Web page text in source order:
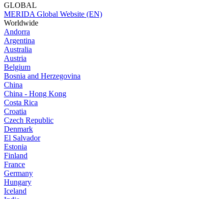
GLOBAL
MERIDA Global Website (EN)
Worldwide
Andorra
Argentina
Australia
Austria
Belgium
Bosnia and Herzegovina
China
China - Hong Kong
Costa Rica
Croatia
Czech Republic
Denmark
El Salvador
Estonia
Finland
France
Germany
Hungary
Iceland